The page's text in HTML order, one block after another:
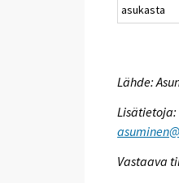
asukasta
Lähde:
Lisätietoja:
Vastaava